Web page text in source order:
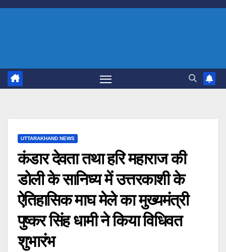
Skip
UTTARAKHAND NEWS
कंडार देवता तथा हरि महाराज की
डोली के सानिध्य में उत्तरकाशी के
ऐतिहासिक माघ मेले का मुख्यमंत्री
पुष्कर सिंह धामी ने किया विधिवत
शुभारंभ